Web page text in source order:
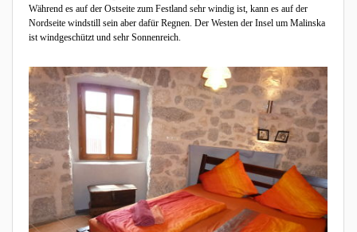
Während es auf der Ostseite zum Festland sehr windig ist, kann es auf der
Nordseite windstill sein aber dafür Regnen. Der Westen der Insel um Malinska
ist windgeschützt und sehr Sonnenreich.